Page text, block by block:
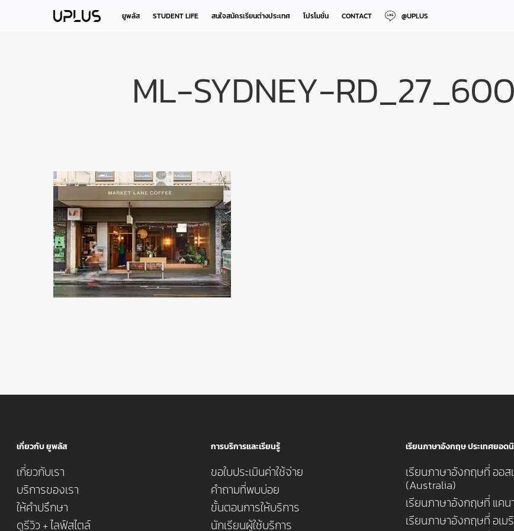
ยูพลัส STUDENT LIFE สนใจสมัครเรียนต่างประเทศ โปรโมชั่น CONTACT @UPLUS
ML-SYDNEY-
เกี่ยวกับ ยูพลัส
เกี่ยวกับเรา
บริการของเรา
ให้คำปรึกษา
ดูรีวิว + ไลฟ์สไตล์
การบริการและเรียนรู้
ขอใบประเมินค่าใช้จ่าย
คำถามที่พบบ่อย
ขั้นตอนการให้บริการ
นักเรียนผู้ใช้บริการ
เรียนภาษาอังกฤษ ประเทศยอด
เรียนภาษาอังกฤษที่ ออส
(Australia)
เรียนภาษาอังกฤษที่ แคน
เรียนภาษาอังกฤษที่ อเม